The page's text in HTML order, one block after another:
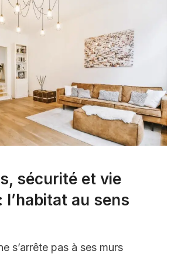
sécurité et vie
l’habitat au sens
s’arrête pas à ses murs